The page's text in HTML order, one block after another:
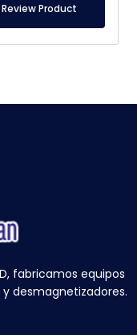
Review Product
fabricamos equipos
desmagnetizadores.